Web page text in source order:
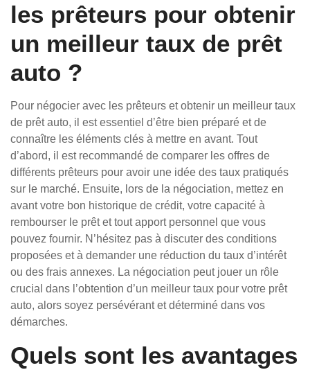
les prêteurs pour obtenir
un meilleur taux de prêt
auto ?
Pour négocier avec les prêteurs et obtenir un meilleur taux
de prêt auto, il est essentiel d’être bien préparé et de
connaître les éléments clés à mettre en avant. Tout
d’abord, il est recommandé de comparer les offres de
différents prêteurs pour avoir une idée des taux pratiqués
sur le marché. Ensuite, lors de la négociation, mettez en
avant votre bon historique de crédit, votre capacité à
rembourser le prêt et tout apport personnel que vous
pouvez fournir. N’hésitez pas à discuter des conditions
proposées et à demander une réduction du taux d’intérêt
ou des frais annexes. La négociation peut jouer un rôle
crucial dans l’obtention d’un meilleur taux pour votre prêt
auto, alors soyez persévérant et déterminé dans vos
démarches.
Quels sont les avantages